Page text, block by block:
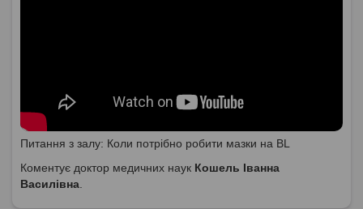
Питання з залу: Коли потрібно робити мазки на BL
Коментує доктор медичних наук Кошель Іванна
Василівна